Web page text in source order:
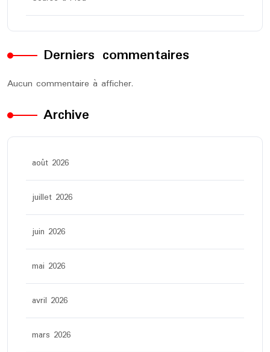
Derniers commentaires
Aucun commentaire à afficher.
Archive
août 2026
juillet 2026
juin 2026
mai 2026
avril 2026
mars 2026